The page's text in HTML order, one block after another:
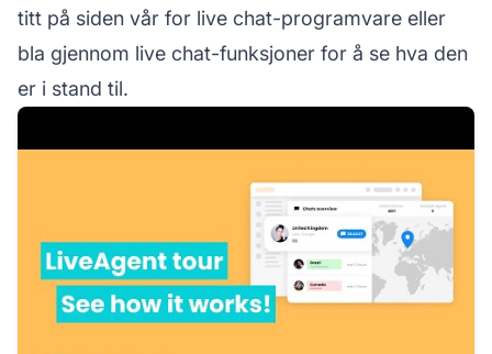
titt på siden vår for live chat-programvare eller
bla gjennom live chat-funksjoner for å se hva den
er i stand til.